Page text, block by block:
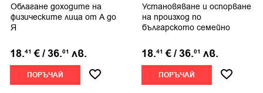
Облагане доходите на
физическите лица от А до
Я
18.41 €/36.01 лв.
ПОРЪЧАЙ
Установяване и оспорване
на произход по
българското семейно
18.41 €/36.01 лв.
ПОРЪЧАЙ